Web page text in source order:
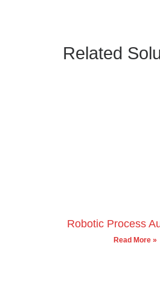
Related
Robotic Process
Read More »